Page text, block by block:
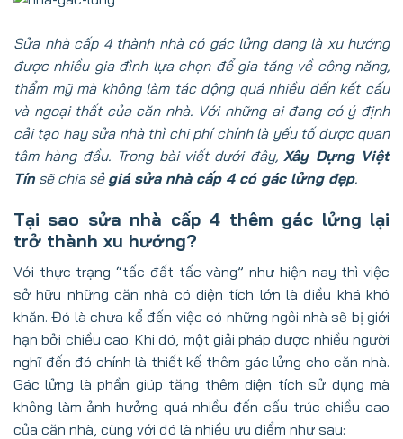
Sửa nhà cấp 4 thành nhà có gác lửng đang là xu hướng
được nhiều gia đình lựa chọn để gia tăng về công năng,
thẩm mỹ mà không làm tác động quá nhiều đến kết cấu
và ngoại thất của căn nhà. Với những ai đang có ý định
cải tạo hay sửa nhà thì chi phí chính là yếu tố được quan
tâm hàng đầu. Trong bài viết dưới đây,Xây Dựng Việt
Tín sẽ chia sẻ giá sửa nhà cấp 4 có gác lửng đẹp.
Tại sao sửa nhà cấp 4 thêm gác lửng lại
trở thành xu hướng?
Với thực trạng “tấc đất tấc vàng” như hiện nay thì việc
sở hữu những căn nhà có diện tích lớn là điều khá khó
khăn. Đó là chưa kể đến việc có những ngôi nhà sẽ bị giới
hạn bởi chiều cao. Khi đó, một giải pháp được nhiều người
nghĩ đến đó chính là thiết kế thêm gác lửng cho căn nhà.
Gác lửng là phần giúp tăng thêm diện tích sử dụng mà
không làm ảnh hưởng quá nhiều đến cấu trúc chiều cao
của căn nhà, cùng với đó là nhiều ưu điểm như sau: